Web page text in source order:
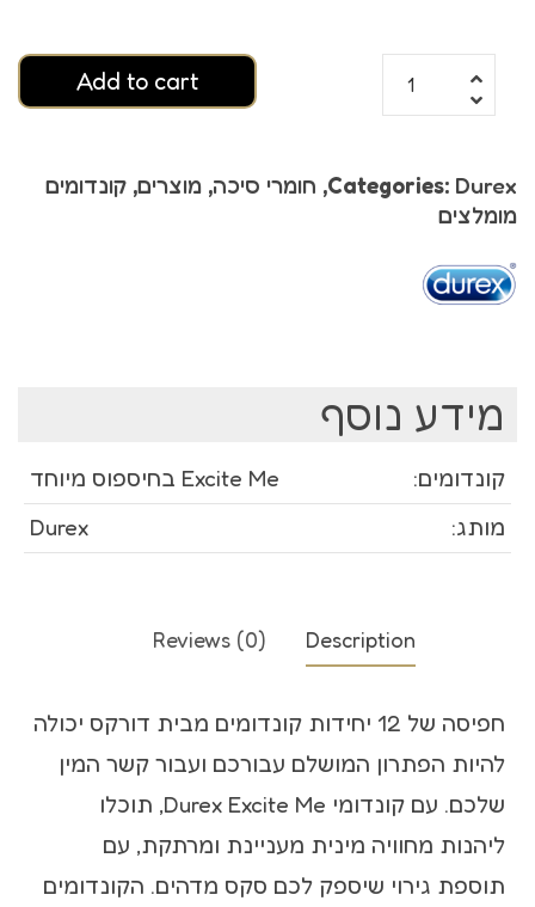
Add to cart
Categories: Durex
, חומרי סיכה, מוצרים, קונדומים
מומלצים
מידע נוסף
קונדומים:
Excite Me בחיספוס מיוחד
מותג:
Durex
Description
Reviews (0)
חפיסה של 12 יחידות קונדומים מבית דורקס יכולה
להיות הפתרון המושלם עבורכם ועבור קשר המין
שלכם. עם קונדומי Durex Excite Me, תוכלו
ליהנות מחוויה מינית מעניינת ומרתקת, עם
תוספת גירוי שיספק לכם סקס מדהים. הקונדומים